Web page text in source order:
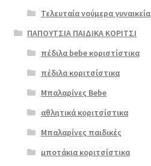
Τελευταία νούμερα γυναικεία
ΠΑΠΟΥΤΣΙΑ ΠΑΙΔΙΚΑ ΚΟΡΙΤΣΙ
πέδιλα bebe κοριστίστικα
πέδιλα κοριτσίστικα
Μπαλαρίνες Bebe
αθλητικά κοριτσίστικα
Μπαλαρίνες παιδικές
μποτάκια κοριτσίστικα